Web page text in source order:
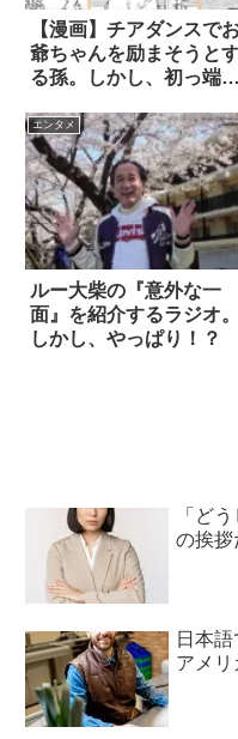
【漫画】チアダンスで
爺ちゃんを励まそうと
る孫。しかし、初っ端で
エンタメ
ルー大柴の『意外な一
面』を紹介するラジオ。
しかし、やっぱり！？
「ど
の挨
日本
アメ